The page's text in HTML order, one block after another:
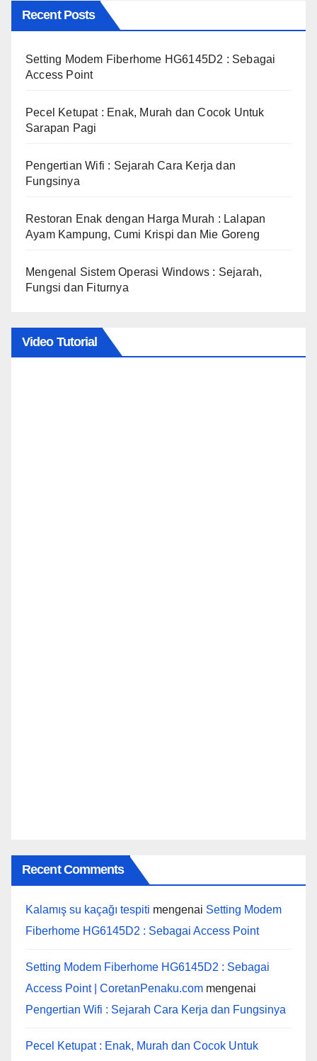
Recent Posts
Setting Modem Fiberhome HG6145D2 : Sebagai
Access Point
Pecel Ketupat : Enak, Murah dan Cocok Untuk
Sarapan Pagi
Pengertian Wifi : Sejarah Cara Kerja dan
Fungsinya
Restoran Enak dengan Harga Murah : Lalapan
Ayam Kampung, Cumi Krispi dan Mie Goreng
Mengenal Sistem Operasi Windows : Sejarah,
Fungsi dan Fiturnya
Video Tutorial
Recent Comments
Kalamış su kaçağı tespiti mengenai Setting Modem
Fiberhome HG6145D2 : Sebagai Access Point
Setting Modem Fiberhome HG6145D2 : Sebagai
Access Point | CoretanPenaku.com mengenai
Pengertian Wifi : Sejarah Cara Kerja dan Fungsinya
Pecel Ketupat : Enak, Murah dan Cocok Untuk